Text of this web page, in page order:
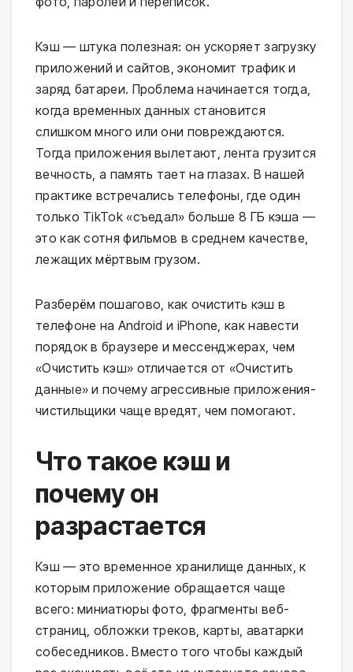
Кэш — штука полезная: он ускоряет загрузку
приложений и сайтов, экономит трафик и
заряд батареи. Проблема начинается тогда,
когда временных данных становится
слишком много или они повреждаются.
Тогда приложения вылетают, лента грузится
вечность, а память тает на глазах. В нашей
практике встречались телефоны, где один
только TikTok «съедал» больше 8 ГБ кэша —
это как сотня фильмов в среднем качестве,
лежащих мёртвым грузом.
Разберём пошагово, как очистить кэш в
телефоне на Android и iPhone, как навести
порядок в браузере и мессенджерах, чем
«Очистить кэш» отличается от «Очистить
данные» и почему агрессивные приложения-
чистильщики чаще вредят, чем помогают.
Что такое кэш и
почему он
разрастается
Кэш — это временное хранилище данных, к
которым приложение обращается чаще
всего: миниатюры фото, фрагменты веб-
страниц, обложки треков, карты, аватарки
собеседников. Вместо того чтобы каждый